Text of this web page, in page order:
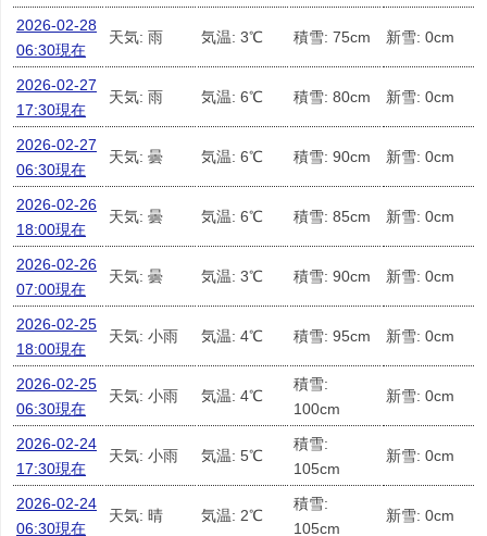
2026-02-28
06:30現在
天気: 雨 気温: 3℃ 積雪: 75cm 新雪: 0cm
2026-02-27
17:30現在
天気: 雨 気温: 6℃ 積雪: 80cm 新雪: 0cm
2026-02-27
06:30現在
天気: 曇 気温: 6℃ 積雪: 90cm 新雪: 0cm
2026-02-26
18:00現在
天気: 曇 気温: 6℃ 積雪: 85cm 新雪: 0cm
2026-02-26
07:00現在
天気: 曇 気温: 3℃ 積雪: 90cm 新雪: 0cm
2026-02-25
18:00現在
天気: 小雨 気温: 4℃ 積雪: 95cm 新雪: 0cm
2026-02-25
06:30現在
天気: 小雨 気温: 4℃
積雪:
100cm
新雪: 0cm
2026-02-24
17:30現在
天気: 小雨 気温: 5℃
積雪:
105cm
新雪: 0cm
2026-02-24
06:30現在
天気: 晴 気温: 2℃
積雪:
105cm
新雪: 0cm